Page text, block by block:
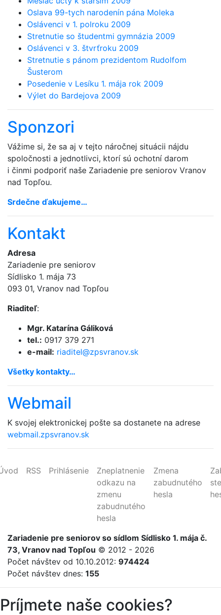
Oslava 99-tych narodenín pána Moleka
Oslávenci v 1. polroku 2009
Stretnutie so študentmi gymnázia 2009
Oslávenci v 3. štvrťroku 2009
Stretnutie s pánom prezidentom Rudolfom
Šusterom
Posedenie v Lesíku 1. mája rok 2009
Výlet do Bardejova 2009
Sponzori
Vážime si, že sa aj v tejto náročnej situácii nájdu
spoločnosti a jednotlivci, ktorí sú ochotní darom
i činmi podporiť naše Zariadenie pre seniorov Vranov
nad Topľou.
Srdečne ďakujeme…
Kontakt
Adresa
Zariadenie pre seniorov
Sídlisko 1. mája 73
093 01, Vranov nad Topľou
Riaditeľ:
Mgr. Katarína Gáliková
tel.: 0917 379 271
e-mail: riaditel@zpsvranov.sk
Všetky kontakty…
Webmail
K svojej elektronickej pošte sa dostanete na adrese
webmail.zpsvranov.sk
RSS Prihlásenie
Zneplatnenie
odkazu na
zmenu
zabudnutého
hesla
Zmena
zabudnutého
hesla
ste
Zariadenie pre seniorov so sídlom Sídlisko 1. mája č.
73, Vranov nad Topľou © 2012 - 2026
Počet návštev od 10.10.2012: 974424
Počet návštev dnes: 155
Príjmete naše cookies?